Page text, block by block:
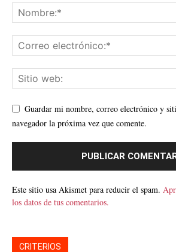
Guardar mi nombre, correo electrónico y
navegador la próxima vez que comente.
Este sitio usa Akismet para reducir el spam.
los datos de tus comentarios.
CRITERIOS